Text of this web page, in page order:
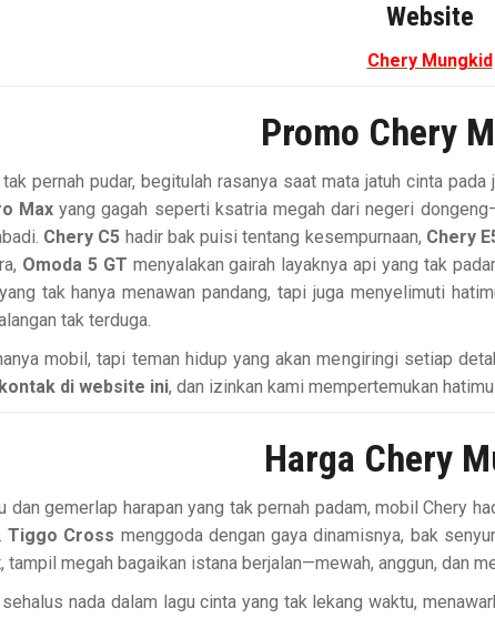
Website
Chery Mungkid
Promo Chery
pernah pudar, begitulah rasanya saat mata jatuh cinta
Max yang gagah seperti ksatria megah dari negeri
Chery C5 hadir bak puisi tentang kesempurnaan, Chery
Omoda 5 GT menyalakan gairah layaknya api yang tak
tak hanya menawan pandang, tapi juga menyelimuti
tak terduga.
mobil, tapi teman hidup yang akan mengiringi setiap
di website ini, dan izinkan kami mempertemukan
Harga Chery
dan gemerlap harapan yang tak pernah padam, mobil Chery
Tiggo Cross menggoda dengan gaya dinamisnya, bak
, tampil megah bagaikan istana berjalan—mewah, anggun, dan
nada dalam lagu cinta yang tak lekang waktu,